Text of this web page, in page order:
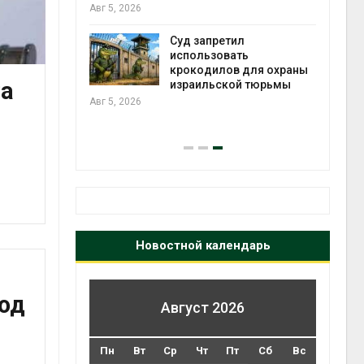
в
после
Авг 5, 2026
Суд запретил
использовать
крокодилов для охраны
израильской тюрьмы
Авг 5, 2026
Новостной календарь
Август 2026
Пн Вт Ср Чт Пт Сб Вс